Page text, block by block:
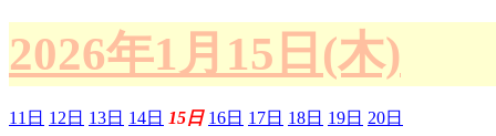
2026年1月15日(木)
11日 12日 13日 14日 15日 16日 17日 18日 19日 20日